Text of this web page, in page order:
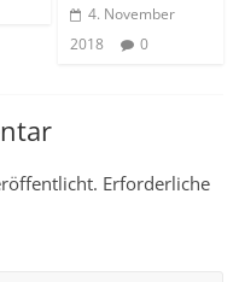
4. November
2018
0
Erforderliche